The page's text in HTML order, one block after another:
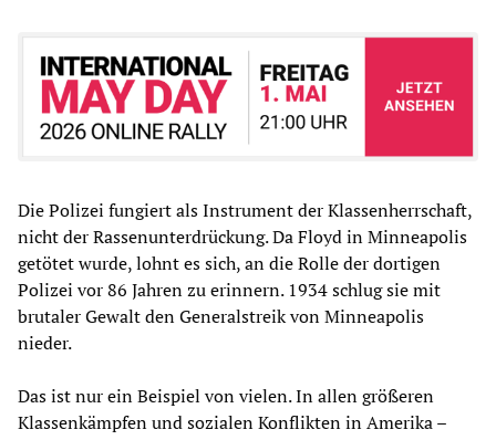
Die Polizei fungiert als Instrument der Klassenherrschaft,
nicht der Rassenunterdrückung. Da Floyd in Minneapolis
getötet wurde, lohnt es sich, an die Rolle der dortigen
Polizei vor 86 Jahren zu erinnern. 1934 schlug sie mit
brutaler Gewalt den Generalstreik von Minneapolis
nieder.
Das ist nur ein Beispiel von vielen. In allen größeren
Klassenkämpfen und sozialen Konflikten in Amerika –